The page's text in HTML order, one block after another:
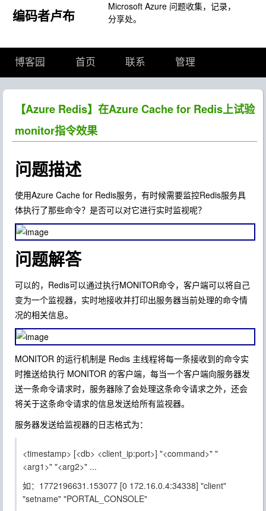
编码者卢布
Microsoft Azure 问题收集，记录，
分享处。
博客园 首页 联系 管理
【Azure Redis】在Azure Cache for Redis上试验
monitor指令效果
问题描述
使用Azure Cache for Redis服务，有时候需要监控Redis服务具
体执行了那些命令？是否可以对它进行实时监视呢？
问题解答
可以的，Redis可以通过执行MONITOR命令，客户端可以将自己
变为一个监视器，实时地接收并打印出服务器当前处理的命令情
况的相关信息。
MONITOR 的运行机制是 Redis 主线程将每一条接收到的命令实
时推送给执行 MONITOR 的客户端，每当一个客户端向服务器发
送一条命令请求时，服务器除了会处理这条命令请求之外，还会
将关于这条命令请求的信息发送给所有监视器。
服务器发送给监视器的日志格式为：
<timestamp> [<db> <client_ip:port>] "<command>" "
<arg1>" "<arg2>" ...
如：1772196631.153077 [0 172.16.0.4:34338] "client"
"setname" "PORTAL_CONSOLE"